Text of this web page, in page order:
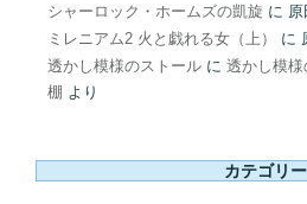
シャーロック・ホームズの凱旋 に 原
ミレニアム2 火と戯れる女（上）
に
透かし模様のストール に 透かし模
棚 より
カテゴリー